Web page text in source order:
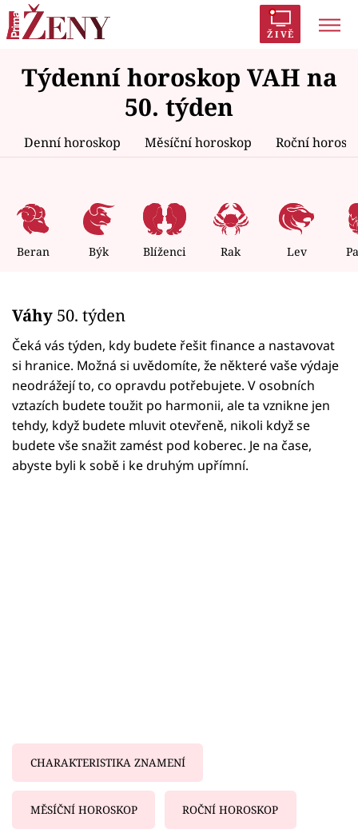
ŽIVĚ
Trendy: Polabí Inspekce Prostřeno!
AYTO?
Zrádci Proměny
Témata
Celebrity
Seriály
Horoskopy
Sledujte prima+
Filmový festival Karlovy Vary
Pořady
Týdenní horoskop VAH na
50. týden
Denní horoskop Měsíční horoskop Roční
Beran Býk Blíženci Rak Lev
Váhy 50. týden
Čeká vás týden, kdy budete řešit finance a nastavovat
si hranice. Možná si uvědomíte, že některé vaše výdaje
neodrážejí to, co opravdu potřebujete. V osobních
vztazích budete toužit po harmonii, ale ta vznikne jen
tehdy, když budete mluvit otevřeně, nikoli když se
budete vše snažit zamést pod koberec. Je na čase,
abyste byli k sobě i ke druhým upřímní.
CHARAKTERISTIKA ZNAMENÍ
MĚSÍČNÍ HOROSKOP ROČNÍ HOROSKOP